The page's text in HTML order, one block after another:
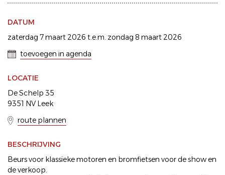
DATUM
zaterdag 7 maart 2026 t.e.m. zondag 8 maart 2026
toevoegen in agenda
LOCATIE
De Schelp 35
9351 NV Leek
route plannen
BESCHRIJVING
Beurs voor klassieke motoren en bromfietsen voor de show en
de verkoop.